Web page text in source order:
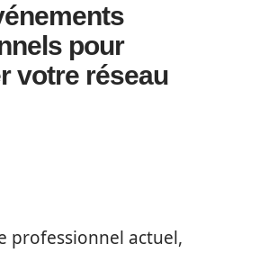
pour
votre réseau
professionnel actuel,